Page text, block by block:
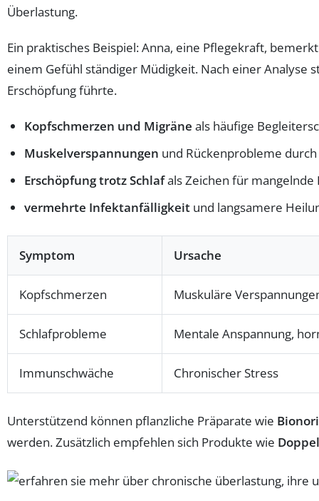
Überlastung.
Ein praktisches Beispiel: Anna, eine Pflegekraft,
einem Gefühl ständiger Müdigkeit. Nach einer Analyse
Erschöpfung führte.
Kopfschmerzen und Migräne als häufige
Muskelverspannungen und Rückenprobleme
Erschöpfung trotz Schlafals Zeichen für mangelnde
vermehrte Infektanfälligkeit und langsamere
Symptom Ursache
Kopfschmerzen Muskuläre
Schlafprobleme Mentale Anspannung,
Immunschwäche Chronischer Stress
Unterstützend können pflanzliche Präparate wie
werden. Zusätzlich empfehlen sich Produkte wie